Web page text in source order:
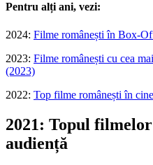
Pentru alți ani, vezi:
2024: Filme românești în Box-
2023: Filme românești cu cea
(2023)
2022: Top filme românești în
2021: Topul
audiență